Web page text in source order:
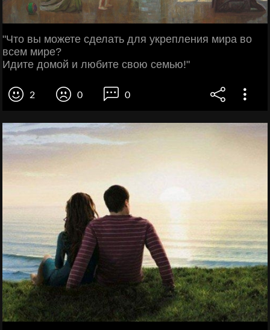
"Что вы можете сделать для укрепления мира во
всем мире?
Идите домой и любите свою семью!"
2 0 0